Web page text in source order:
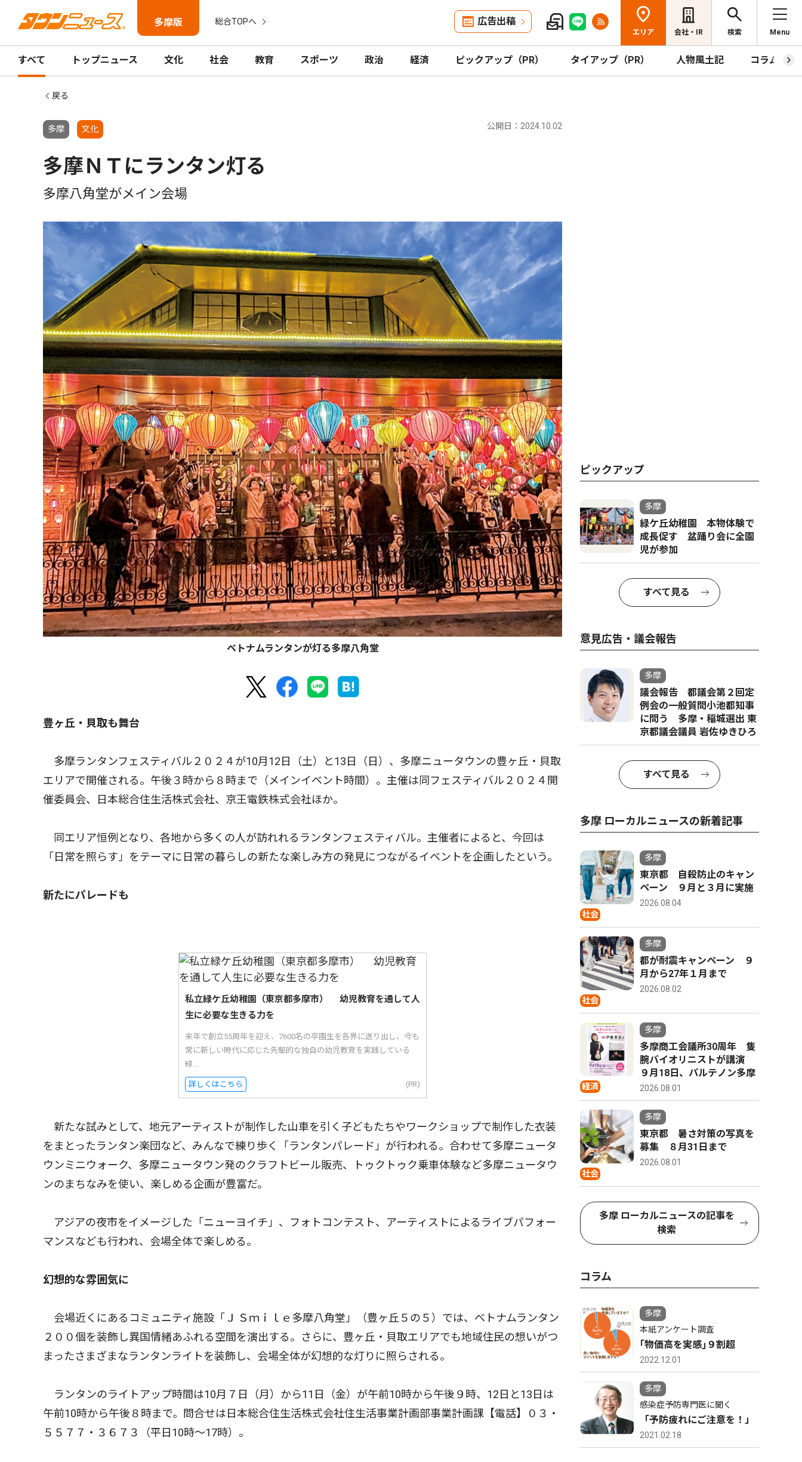
多摩版 総合TOPへ 広告出稿
エリア 会社・IR 検索 Menu
すべて トップニュース 文化 社会 教育 スポーツ 政治 経済 ピックアップ（PR） タイアップ（PR） 人物風土記 コラム
戻る
多摩 文化 公開日：2024.10.02
多摩ＮＴにランタン灯る
多摩八角堂がメイン会場
ベトナムランタンが灯る多摩八角堂
豊ヶ丘・貝取も舞台
多摩ランタンフェスティバル２０２４が10月12日（土）と13日（日）、多摩ニュータウンの豊ヶ丘・貝取
エリアで開催される。午後３時から８時まで（メインイベント時間）。主催は同フェスティバル２０２４開
催委員会、日本総合住生活株式会社、京王電鉄株式会社ほか。
同エリア恒例となり、各地から多くの人が訪れれるランタンフェスティバル。主催者によると、今回は
「日常を照らす」をテーマに日常の暮らしの新たな楽しみ方の発見につながるイベントを企画したという。
新たにパレードも
私立緑ケ丘幼稚園（東京都多摩市） 幼児教育を通して人
生に必要な生きる力を
来年で創立55周年を迎え、7600名の卒園生を各界に送り出し、今も
常に新しい時代に応じた先駆的な独自の幼児教育を実践している
緑...
詳しくはこちら (PR)
新たな試みとして、地元アーティストが制作した山車を引く子どもたちやワークショップで制作した衣装
をまとったランタン楽団など、みんなで練り歩く「ランタンパレード」が行われる。合わせて多摩ニュータ
ウンミニウォーク、多摩ニュータウン発のクラフトビール販売、トゥクトゥク乗車体験など多摩ニュータウ
ンのまちなみを使い、楽しめる企画が豊富だ。
アジアの夜市をイメージした「ニューヨイチ」、フォトコンテスト、アーティストによるライブパフォー
マンスなども行われ、会場全体で楽しめる。
幻想的な雰囲気に
会場近くにあるコミュニティ施設「Ｊ Ｓｍｉｌｅ多摩八角堂」（豊ヶ丘５の５）では、ベトナムランタン
２００個を装飾し異国情緒あふれる空間を演出する。さらに、豊ヶ丘・貝取エリアでも地域住民の想いがつ
まったさまざまなランタンライトを装飾し、会場全体が幻想的な灯りに照らされる。
ランタンのライトアップ時間は10月７日（月）から11日（金）が午前10時から午後９時、12日と13日は
午前10時から午後８時まで。問合せは日本総合住生活株式会社住生活事業計画部事業計画課【電話】０３・
５５７７・３６７３（平日10時〜17時）。
ピックアップ
多摩
緑ケ丘幼稚園 本物体験で
成長促す 盆踊り会に全園
児が参加
すべて見る
意見広告・議会報告
多摩
議会報告 都議会第２回定
例会の一般質問小池都知事
に問う 多摩・稲城選出 東
京都議会議員 岩佐ゆきひろ
すべて見る
多摩 ローカルニュースの新着記事
社会
多摩
東京都 自殺防止のキャン
ペーン ９月と３月に実施
2026.08.04
社会
多摩
都が耐震キャンペーン ９
月から27年１月まで
2026.08.02
経済
多摩
多摩商工会議所30周年 隻
腕バイオリニストが講演
９月18日、パルテノン多摩
2026.08.01
社会
多摩
東京都 暑さ対策の写真を
募集 ８月31日まで
2026.08.01
多摩 ローカルニュースの記事を
検索
コラム
多摩
本紙アンケート調査
｢物価高を実感｣９割超
2022.12.01
多摩
感染症予防専門医に聞く
「予防疲れにご注意を！」
2021.02.18